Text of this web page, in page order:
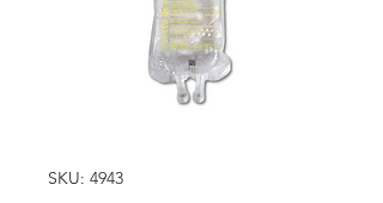
SKU: 4943